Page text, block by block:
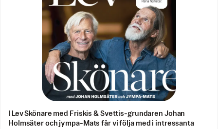
I Lev Skönare med Friskis & Svettis-grundaren Johan
Holmsäter och jympa-Mats får vi följa med i intressanta